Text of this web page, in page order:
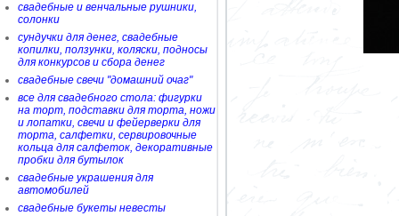
свадебные и венчальные рушники,
солонки
сундучки для денег, свадебные
копилки, ползунки, коляски, подносы
для конкурсов и сбора денег
свадебные свечи "домашний очаг"
все для свадебного стола: фигурки
на торт, подставки для торта, ножи
и лопатки, свечи и фейерверки для
торта, салфетки, сервировочные
кольца для салфеток, декоративные
пробки для бутылок
свадебные украшения для
автомобилей
свадебные букеты невесты